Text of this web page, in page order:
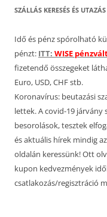
SZÁLLÁS KERESÉS ÉS UTAZÁS
Idő és pénz spórolható
pénzt: ITT: WISE
fizetendő összegeket
Euro, USD, CHF stb.
Koronavírus: beutazási
lettek. A covid-19 járvány
besorolások, tesztek
és aktuális hírek mindig
oldalán keressünk! Ott
kupon kedvezmények
csatlakozás/regisztráció